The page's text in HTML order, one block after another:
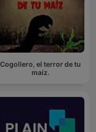
Cogollero, el terror de tu
maíz.